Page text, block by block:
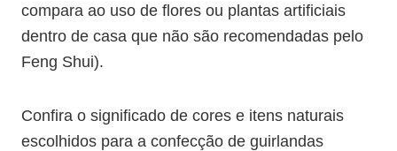
compara ao uso de flores ou plantas artificiais
dentro de casa que não são recomendadas pelo
Feng Shui).
Confira o significado de cores e itens naturais
escolhidos para a confecção de guirlandas